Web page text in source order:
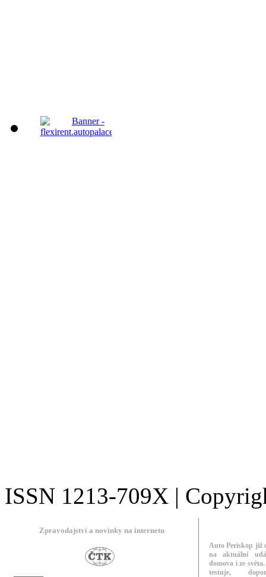
ISSN 1213-709X |
Zpravodajství a novinky na internetu
Auto Periskop již
na aktuální
domova i ze
testuje,